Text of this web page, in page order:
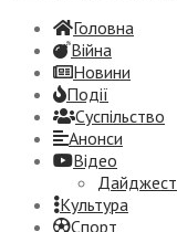
Головна
Війна
Новини
Події
Суспiльство
Анонси
Відео
Дайджест
Культура
Спорт